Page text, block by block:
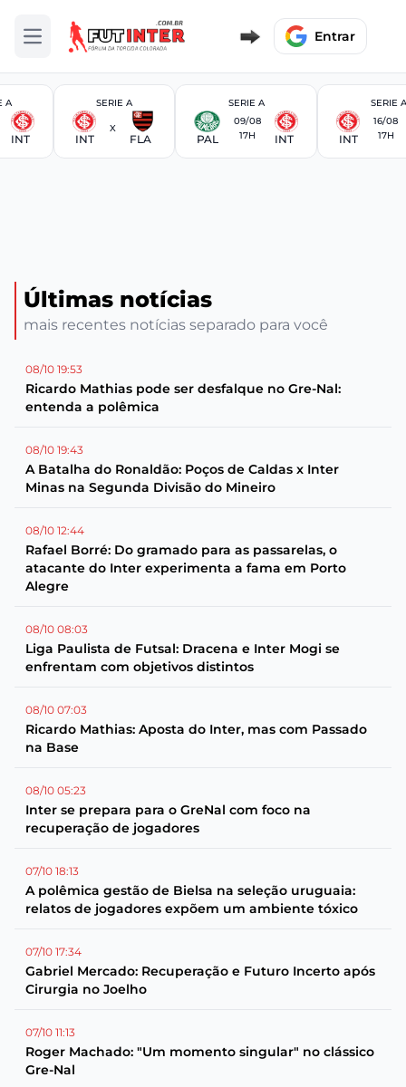
Abrir menu Entrar
A
INT
SERIE A
INT
X
FLA
SERIE A
PAL
09/08
17H
INT
SERIE A
INT
16/08
17H
Últimas notícias
mais recentes notícias separado para você
08/10 19:53
Ricardo Mathias pode ser desfalque no Gre-Nal:
entenda a polêmica
08/10 19:43
A Batalha do Ronaldão: Poços de Caldas x Inter
Minas na Segunda Divisão do Mineiro
08/10 12:44
Rafael Borré: Do gramado para as passarelas, o
atacante do Inter experimenta a fama em Porto
Alegre
08/10 08:03
Liga Paulista de Futsal: Dracena e Inter Mogi se
enfrentam com objetivos distintos
08/10 07:03
Ricardo Mathias: Aposta do Inter, mas com Passado
na Base
08/10 05:23
Inter se prepara para o GreNal com foco na
recuperação de jogadores
07/10 18:13
A polêmica gestão de Bielsa na seleção uruguaia:
relatos de jogadores expõem um ambiente tóxico
07/10 17:34
Gabriel Mercado: Recuperação e Futuro Incerto após
Cirurgia no Joelho
07/10 11:13
Roger Machado: "Um momento singular" no clássico
Gre-Nal